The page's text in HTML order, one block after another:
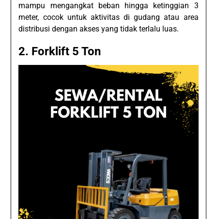
mampu mengangkat beban hingga ketinggian 3
meter, cocok untuk aktivitas di gudang atau area
distribusi dengan akses yang tidak terlalu luas.
2. Forklift 5 Ton